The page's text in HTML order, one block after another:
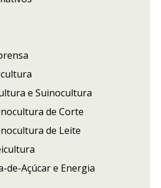
e Suinocultura
de Corte
de Leite
de-Açúcar e Energia